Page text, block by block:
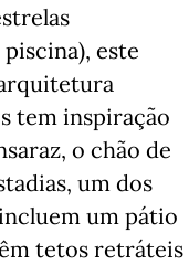
piscina), este
tem inspiração
o chão de
um dos
um pátio
tetos retráteis